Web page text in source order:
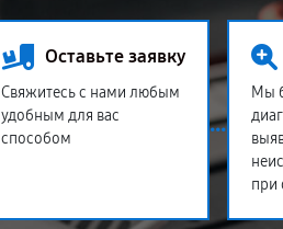
Оставьте заявку
Свяжитесь с нами любым
удобным для вас
способом
Мы
при